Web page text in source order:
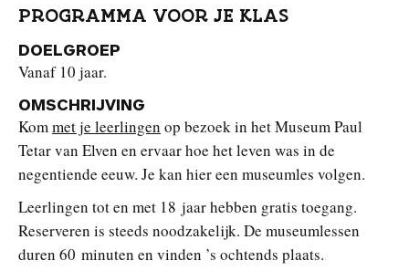
PROGRAMMA VOOR JE KLAS
DOELGROEP
Vanaf 10 jaar.
OMSCHRIJVING
Kommet je leerlingen op bezoek in het Museum Paul
Tetar van Elven en ervaar hoe het leven was in de
negentiende eeuw. Je kan hier een museumles volgen.
Leerlingen tot en met 18 jaar hebben gratis toegang.
Reserveren is steeds noodzakelijk. De museumlessen
duren 60 minuten en vinden ’s ochtends plaats.